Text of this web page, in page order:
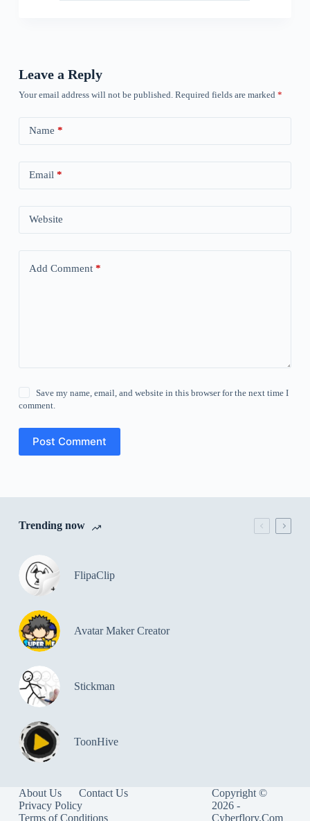
Leave a Reply
Your email address will not be published. Required fields are marked *
Name *
Email *
Website
Add Comment*
Save my name, email, and website in this browser for the next time I
comment.
Post Comment
Trending now
FlipaClip
Avatar Maker Creator
Stickman
ToonHive
About Us
Contact Us
Privacy Policy
Terms of Conditions
Copyright ©
2026 -
Cyberflory.Com